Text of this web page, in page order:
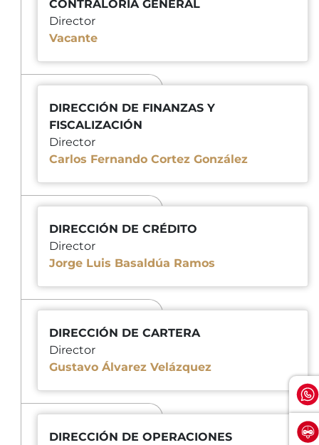
CONTRALORÍA GENERAL
Director
Vacante
DIRECCIÓN DE FINANZAS Y
FISCALIZACIÓN
Director
Carlos Fernando Cortez González
DIRECCIÓN DE CRÉDITO
Director
Jorge Luis Basaldúa Ramos
DIRECCIÓN DE CARTERA
Director
Gustavo Álvarez Velázquez
DIRECCIÓN DE OPERACIONES